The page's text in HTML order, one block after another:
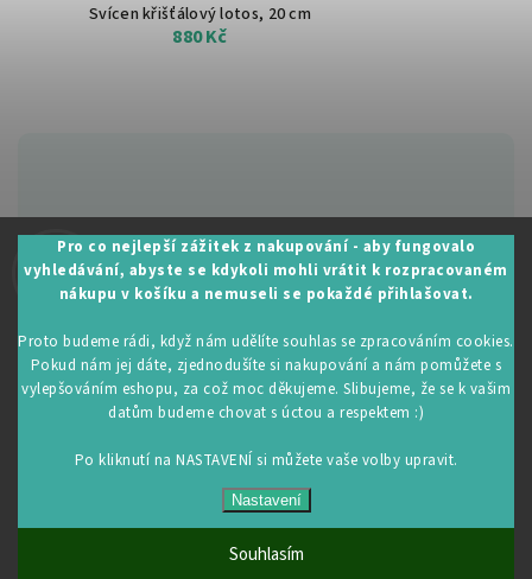
Pro co nejlepší zážitek z nakupování - aby fungovalo
vyhledávání, abyste se kdykoli mohli vrátit k rozpracovaném
nákupu v košíku a nemuseli se pokaždé přihlašovat.
Proto budeme rádi, když nám udělíte souhlas se zpracováním cookies.
Pokud nám jej dáte, zjednodušíte si nakupování a nám pomůžete s
vylepšováním eshopu, za což moc děkujeme. Slibujeme, že se k vašim
datům budeme chovat s úctou a respektem :)
Po kliknutí na NASTAVENÍ si můžete vaše volby upravit.
Nastavení
Souhlasím
Zákaznická podpora:
+420 605 530 014
Svícen křišťálový lotos, 20 cm
880 Kč
Upravit nastavení cookies
VytvořilShoptet| Design